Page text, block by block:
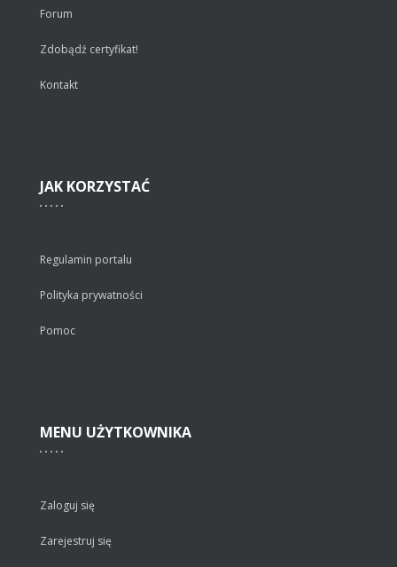
Forum
Zdobądź certyfikat!
Kontakt
JAK KORZYSTAĆ
Regulamin portalu
Polityka prywatności
Pomoc
MENU UŻYTKOWNIKA
Zaloguj się
Zarejestruj się